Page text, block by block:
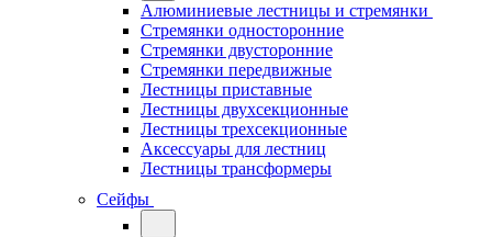
Алюминиевые лестницы и стремянки
Стремянки односторонние
Стремянки двусторонние
Стремянки передвижные
Лестницы приставные
Лестницы двухсекционные
Лестницы трехсекционные
Аксессуары для лестниц
Лестницы трансформеры
Сейфы